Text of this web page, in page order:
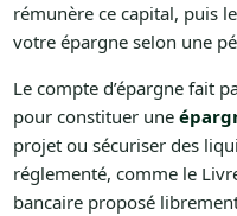
rémunère ce capital, puis
votre épargne selon une
Le compte d’épargne fait
pour constituer une
projet ou sécuriser des
réglementé, comme le
bancaire proposé